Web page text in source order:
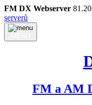
FM DX Webserver
serverů
FM a AM